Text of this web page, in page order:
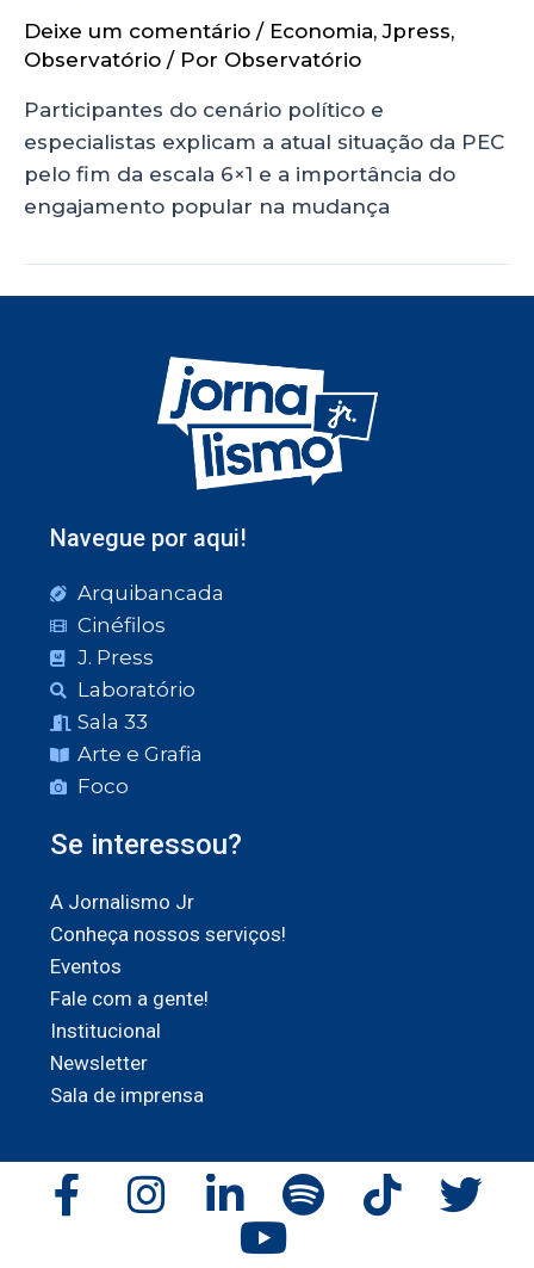
Deixe um comentário / Economia,Jpress,
Observatório / Por Observatório
Participantes do cenário político e
especialistas explicam a atual situação da PEC
pelo fim da escala 6×1 e a importância do
engajamento popular na mudança
Navegue por aqui!
Arquibancada
Cinéfilos
J. Press
Laboratório
Sala 33
Arte e Grafia
Foco
Se interessou?
A Jornalismo Jr
Conheça nossos serviços!
Eventos
Fale com a gente!
Institucional
Newsletter
Sala de imprensa